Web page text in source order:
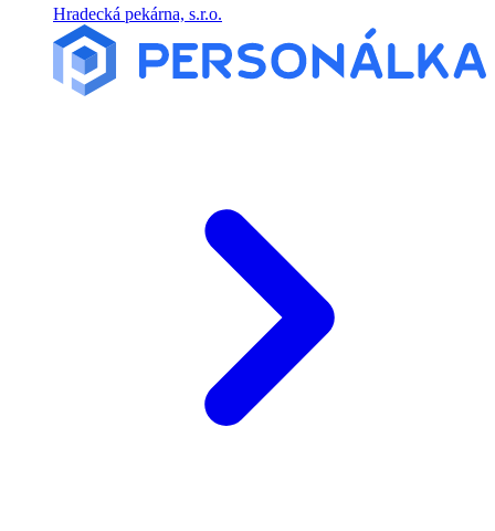
Hradecká pekárna, s.r.o.